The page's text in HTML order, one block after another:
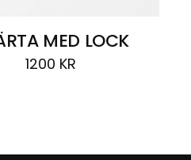
MED LOCK
1200 KR